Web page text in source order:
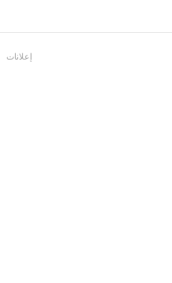
إعلانات